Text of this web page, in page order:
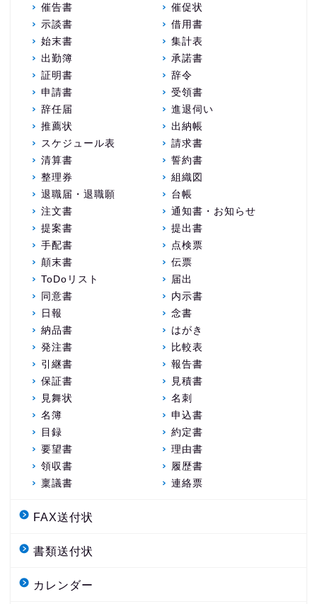
催告書
催促状
示談書
借用書
始末書
集計表
出勤簿
承諾書
証明書
辞令
申請書
受領書
辞任届
進退伺い
推薦状
出納帳
スケジュール表
請求書
清算書
誓約書
整理券
組織図
退職届・退職願
台帳
注文書
通知書・お知らせ
提案書
提出書
手配書
点検票
顛末書
伝票
ToDoリスト
届出
同意書
内示書
日報
念書
納品書
はがき
発注書
比較表
引継書
報告書
保証書
見積書
見舞状
名刺
名簿
申込書
目録
約定書
要望書
理由書
領収書
履歴書
稟議書
連絡票
FAX送付状
書類送付状
カレンダー